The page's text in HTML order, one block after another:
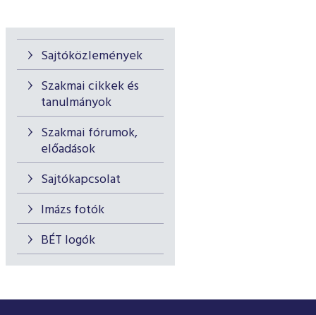
Sajtóközlemények
Szakmai cikkek és
tanulmányok
Szakmai fórumok,
előadások
Sajtókapcsolat
Imázs fotók
BÉT logók